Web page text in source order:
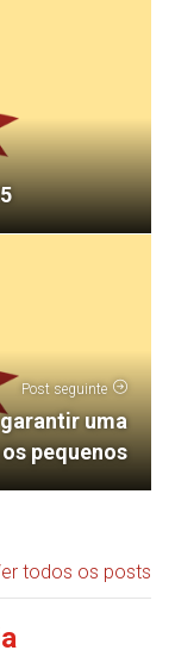
Post seguinte
uma
pequenos
todos os posts